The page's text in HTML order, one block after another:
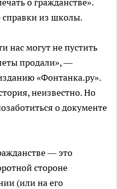
справки из школы.
нас могут не пустить
продали», —
«Фонтанка.ру».
неизвестно. Но
о документе
— это
стороне
(или на его